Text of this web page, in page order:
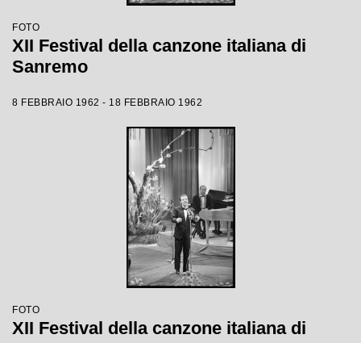
FOTO
XII Festival della canzone italiana di
Sanremo
8 FEBBRAIO 1962 - 18 FEBBRAIO 1962
FOTO
XII Festival della canzone italiana di